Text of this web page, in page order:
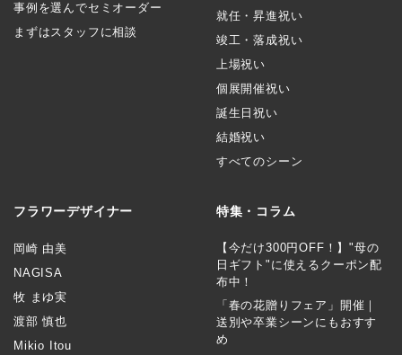
事例を選んでセミオーダー
まずはスタッフに相談
就任・昇進祝い
竣工・落成祝い
上場祝い
個展開催祝い
誕生日祝い
結婚祝い
すべてのシーン
フラワーデザイナー
岡崎 由美
NAGISA
牧 まゆ実
渡部 慎也
Mikio Itou
特集・コラム
【今だけ300円OFF！】"母の
日ギフト"に使えるクーポン配
布中！
「春の花贈りフェア」開催｜
送別や卒業シーンにもおすす
め